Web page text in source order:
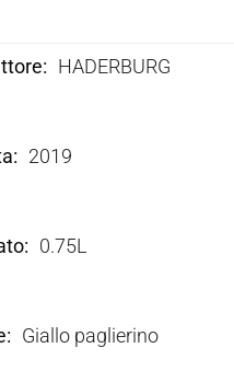
HADERBURG
2019
0.75L
Giallo paglierino